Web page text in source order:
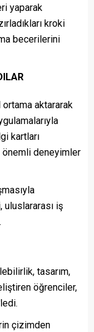
yaparak
kroki
becerilerini
ortama aktararak
kartları
önemli deneyimler
uluslararası iş
tasarım,
öğrenciler,
çizimden